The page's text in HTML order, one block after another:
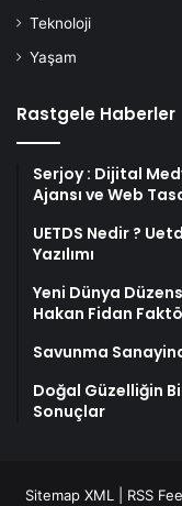
Teknoloji
Yaşam
Rastgele Haberler
Serjoy : Dijital
Ajansı ve Web
UETDS Nedir ?
Yazılımı
Yeni Dünya
Hakan Fidan
Savunma
Doğal Güzelliğin
Sonuçlar
Sitemap XML RSS